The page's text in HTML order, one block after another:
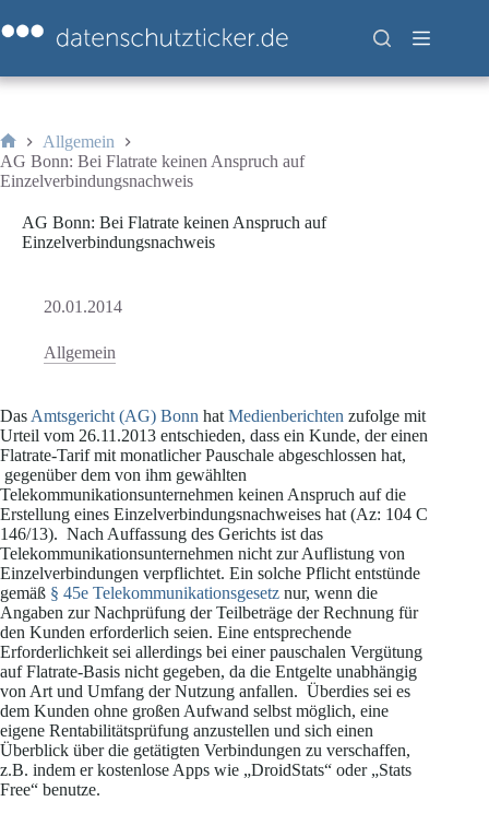
Inhalt
springen
Start
Allgemein
AG Bonn: Bei Flatrate keinen Anspruch auf
Einzelverbindungsnachweis
AG Bonn: Bei Flatrate keinen Anspruch auf
Einzelverbindungsnachweis
20.01.2014
Allgemein
Das Amtsgericht (AG) Bonn hat Medienberichten zufolge mit
Urteil vom 26.11.2013 entschieden, dass ein Kunde, der einen
Flatrate-Tarif mit monatlicher Pauschale abgeschlossen hat,
gegenüber dem von ihm gewählten
Telekommunikationsunternehmen keinen Anspruch auf die
Erstellung eines Einzelverbindungsnachweises hat (Az: 104 C
146/13). Nach Auffassung des Gerichts ist das
Telekommunikationsunternehmen nicht zur Auflistung von
Einzelverbindungen verpflichtet. Ein solche Pflicht entstünde
gemäß § 45e Telekommunikationsgesetz nur, wenn die
Angaben zur Nachprüfung der Teilbeträge der Rechnung für
den Kunden erforderlich seien. Eine entsprechende
Erforderlichkeit sei allerdings bei einer pauschalen Vergütung
auf Flatrate-Basis nicht gegeben, da die Entgelte unabhängig
von Art und Umfang der Nutzung anfallen. Überdies sei es
dem Kunden ohne großen Aufwand selbst möglich, eine
eigene Rentabilitätsprüfung anzustellen und sich einen
Überblick über die getätigten Verbindungen zu verschaffen,
z.B. indem er kostenlose Apps wie „DroidStats“ oder „Stats
Free“ benutze.